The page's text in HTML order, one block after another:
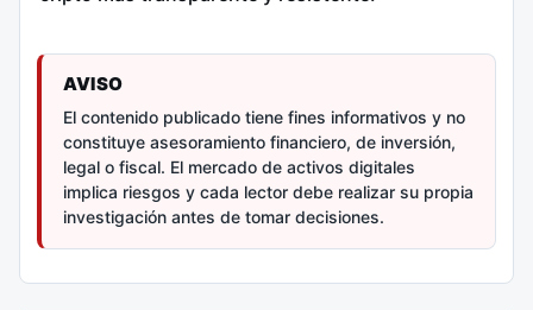
AVISO
El contenido publicado tiene fines informativos y no
constituye asesoramiento financiero, de inversión,
legal o fiscal. El mercado de activos digitales
implica riesgos y cada lector debe realizar su propia
investigación antes de tomar decisiones.